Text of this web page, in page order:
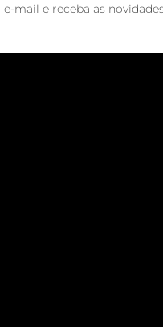
mail e receba as